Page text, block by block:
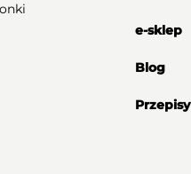
e-sklep
Blog
Przepisy